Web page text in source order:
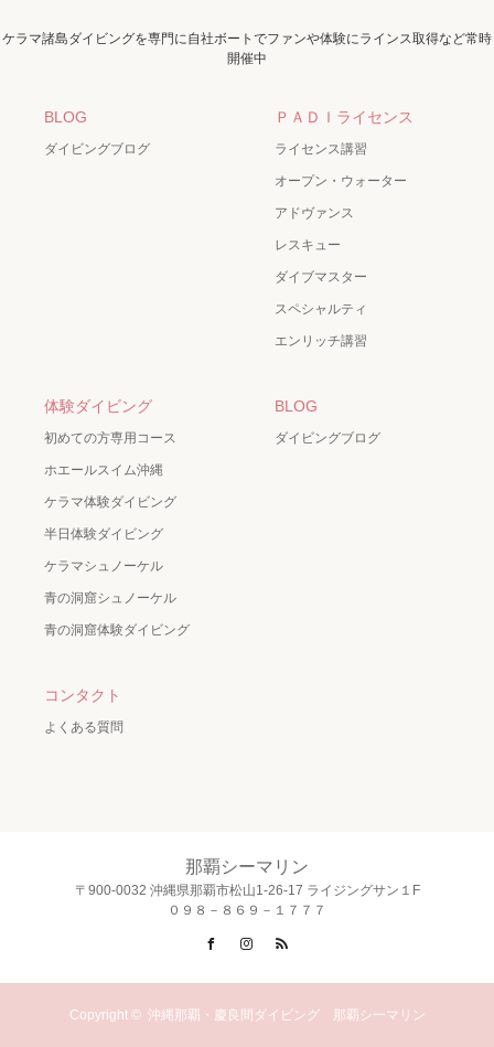
ケラマ諸島ダイビングを専門に自社ボートでファンや体験にラインス取得など常時
開催中
BLOG
ダイビングブログ
ＰＡＤＩライセンス
ライセンス講習
オープン・ウォーター
アドヴァンス
レスキュー
ダイブマスター
スペシャルティ
エンリッチ講習
体験ダイビング
初めての方専用コース
ホエールスイム沖縄
ケラマ体験ダイビング
半日体験ダイビング
ケラマシュノーケル
青の洞窟シュノーケル
青の洞窟体験ダイビング
BLOG
ダイビングブログ
コンタクト
よくある質問
那覇シーマリン
〒900-0032 沖縄県那覇市松山1-26-17 ライジングサン１F
０９８－８６９－１７７７
FacebookInstagram
Copyright © 沖縄那覇・慶良間ダイビング 那覇シーマリン